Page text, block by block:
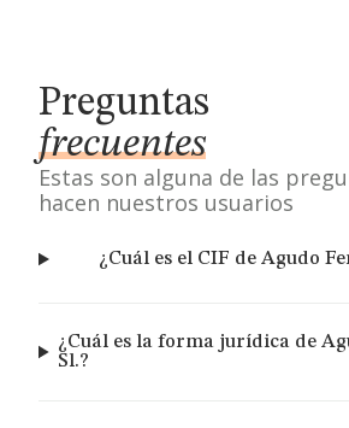
Preguntas
frecuentes
Estas son alguna de las
hacen nuestros usuarios
¿Cuál es el CIF de Agudo
¿Cuál es la forma jurídica de
Sl.?